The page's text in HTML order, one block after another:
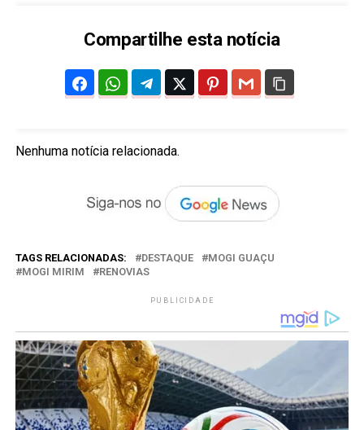
Compartilhe esta notícia
Nenhuma notícia relacionada.
TAGS RELACIONADAS: DESTAQUE
MOGI GUAÇU
MOGI MIRIM
RENOVIAS
PUBLICIDADE